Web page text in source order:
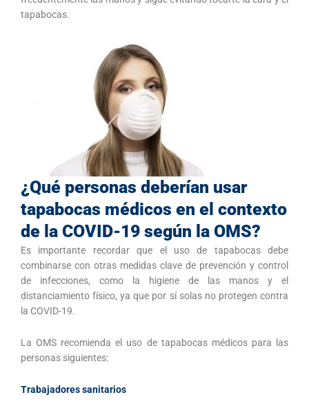
tapabocas.
¿Qué personas deberían usar
tapabocas médicos en el contexto
de la COVID-19 según la OMS?
Es importante recordar que el uso de tapabocas debe
combinarse con otras medidas clave de prevención y control
de infecciones, como la higiene de las manos y el
distanciamiento físico, ya que por sí solas no protegen contra
la COVID-19.
La OMS recomienda el uso de tapabocas médicos para las
personas siguientes:
Trabajadores sanitarios